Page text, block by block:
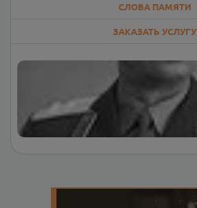
СЛОВА ПАМЯТИ
ЗАКАЗАТЬ УСЛУГУ